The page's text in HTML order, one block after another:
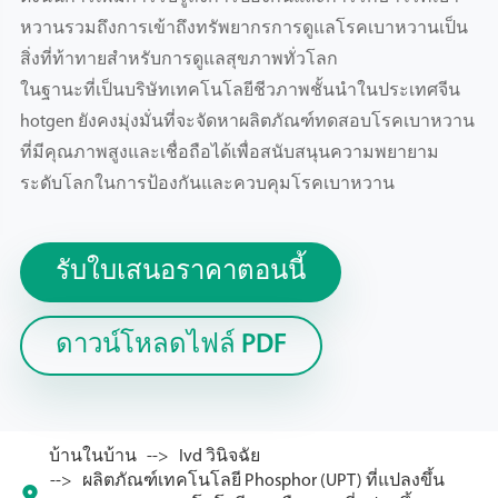
หวานรวมถึงการเข้าถึงทรัพยากรการดูแลโรคเบาหวานเป็น
สิ่งที่ท้าทายสำหรับการดูแลสุขภาพทั่วโลก
ในฐานะที่เป็นบริษัทเทคโนโลยีชีวภาพชั้นนำในประเทศจีน
hotgen ยังคงมุ่งมั่นที่จะจัดหาผลิตภัณฑ์ทดสอบโรคเบาหวาน
ที่มีคุณภาพสูงและเชื่อถือได้เพื่อสนับสนุนความพยายาม
ระดับโลกในการป้องกันและควบคุมโรคเบาหวาน
รับใบเสนอราคาตอนนี้
ดาวน์โหลดไฟล์ PDF

บ้านในบ้าน
Ivd วินิจฉัย
ผลิตภัณฑ์เทคโนโลยี Phosphor (UPT) ที่แปลงขึ้น